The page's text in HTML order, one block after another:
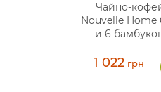
Чайно-
Nouvelle Home
и 6
1 022 грн